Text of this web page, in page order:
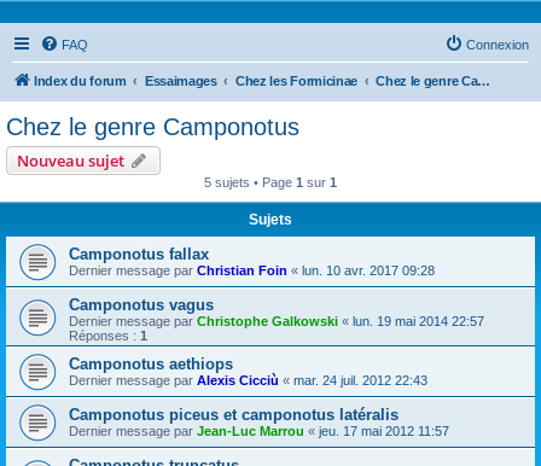
FAQ Connexion
Index du forum Essaimages Chez les Formicinae Chez le genre Camponotus
Chez le genre Camponotus
Nouveau sujet
5 sujets • Page 1 sur 1
Sujets
Camponotus fallax
Dernier message par Christian Foin « lun. 10 avr. 2017 09:28
Camponotus vagus
Dernier message par Christophe Galkowski « lun. 19 mai 2014 22:57
Réponses : 1
Camponotus aethiops
Dernier message par Alexis Cicciù « mar. 24 juil. 2012 22:43
Camponotus piceus et camponotus latéralis
Dernier message par Jean-Luc Marrou « jeu. 17 mai 2012 11:57